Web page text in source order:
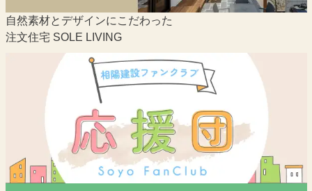
自然素材とデザインにこだわった
注文住宅 SOLE LIVING